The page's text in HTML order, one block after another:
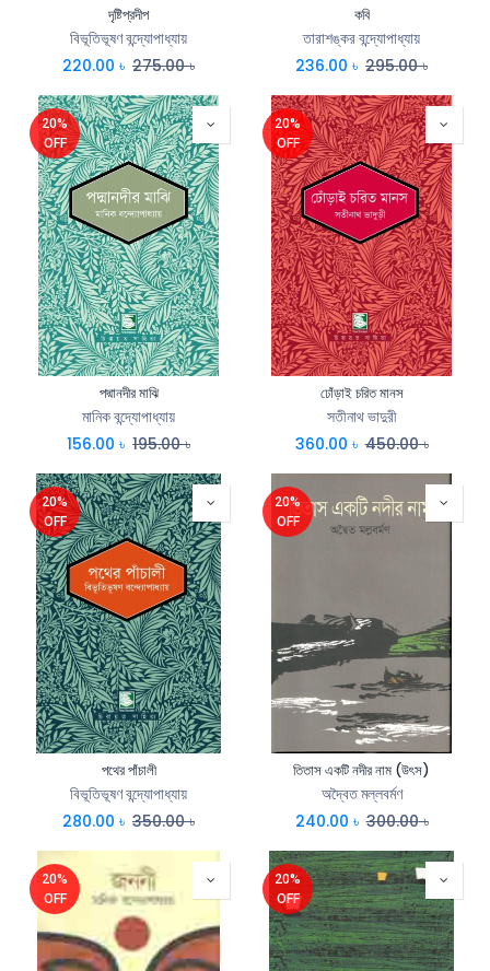
দৃষ্টিপ্রদীপ
বিভূতিভূষণ বন্দ্যোপাধ্যায়
220.00 ৳ 275.00৳
কবি
তারাশঙ্কর বন্দ্যোপাধ্যায়
236.00 ৳ 295.00৳
20%
OFF
পদ্মানদীর মাঝি
মানিক বন্দ্যোপাধ্যায়
156.00 ৳ 195.00৳
20%
OFF
ঢোঁড়াই চরিত মানস
সতীনাথ ভাদুরী
360.00 ৳ 450.00৳
20%
OFF
পথের পাঁচালী
বিভূতিভূষণ বন্দ্যোপাধ্যায়
280.00 ৳ 350.00৳
20%
OFF
তিতাস একটি নদীর নাম (উৎস)
অদ্বৈত মল্লবর্মণ
240.00 ৳ 300.00৳
20%
OFF
20%
OFF